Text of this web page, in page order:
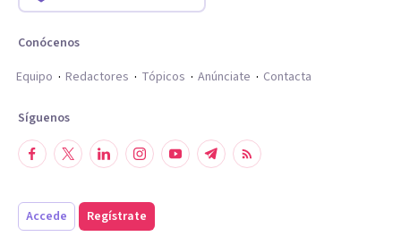
Conócenos
Equipo
Redactores Tópicos Anúnciate Contacta
Síguenos
Accede Regístrate